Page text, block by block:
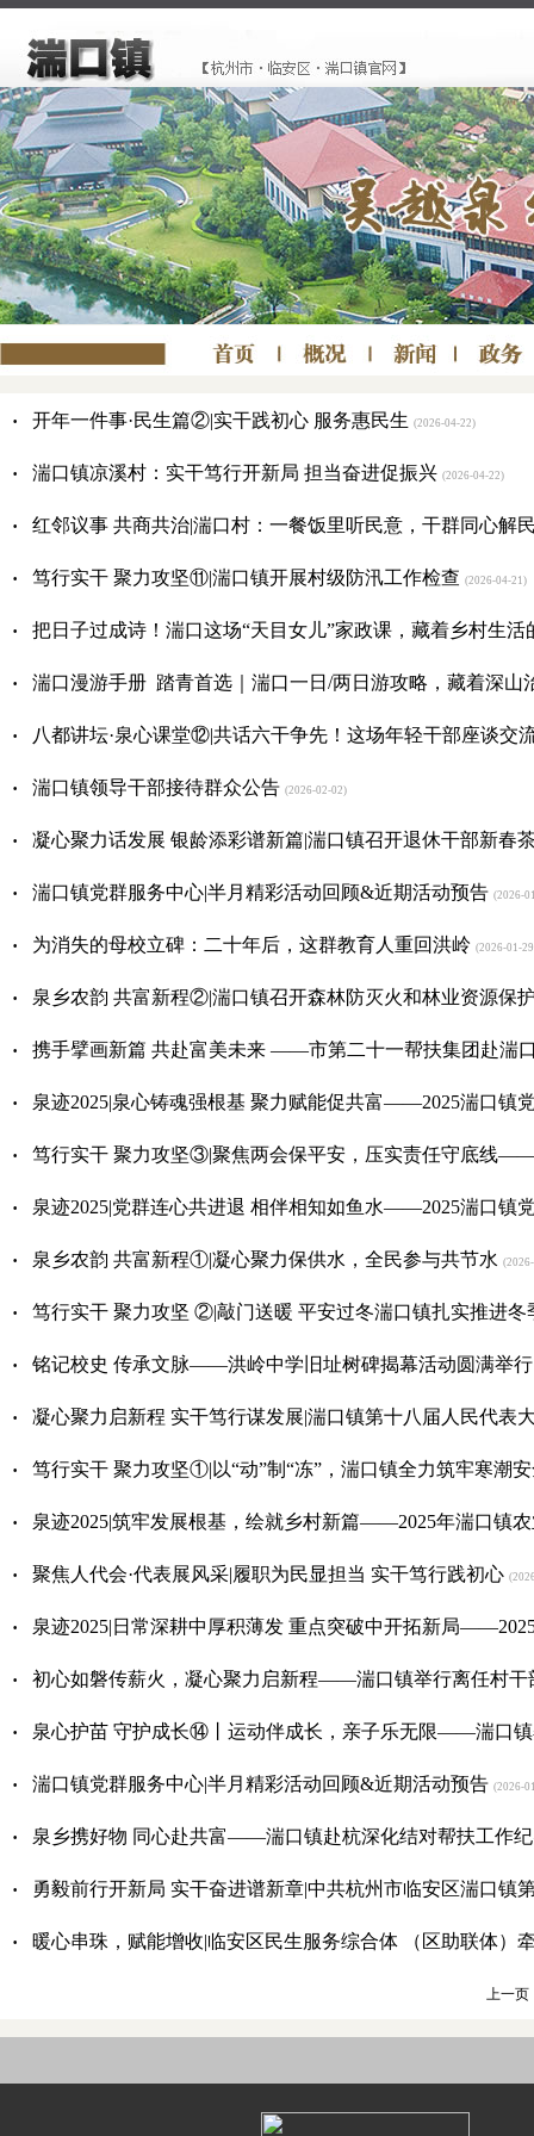
· 开年一件事·民生篇②|实干践初心 服务惠民生 (2026-04-22)
· 湍口镇凉溪村：实干笃行开新局 担当奋进促振兴 (2026-04-22)
· 红邻议事 共商共治|湍口村：一餐饭里听民意，干群同心解
· 笃行实干 聚力攻坚⑪|湍口镇开展村级防汛工作检查 (2026-04-21)
· 把日子过成诗！湍口这场“天目女儿”家政课，藏着乡村生活
· 湍口漫游手册 踏青首选｜湍口一日/两日游攻略，藏着深山
· 八都讲坛·泉心课堂⑫|共话六干争先！这场年轻干部座谈交
· 湍口镇领导干部接待群众公告 (2026-02-02)
· 凝心聚力话发展 银龄添彩谱新篇|湍口镇召开退休干部新春
· 湍口镇党群服务中心|半月精彩活动回顾&近期活动预告 (2026-
· 为消失的母校立碑：二十年后，这群教育人重回洪岭 (2026-01-
· 泉乡农韵 共富新程②|湍口镇召开森林防灭火和林业资源保
· 携手擘画新篇 共赴富美未来 ——市第二十一帮扶集团赴湍
· 泉迹2025|泉心铸魂强根基 聚力赋能促共富——2025湍口镇
· 笃行实干 聚力攻坚③|聚焦两会保平安，压实责任守底线
· 泉迹2025|党群连心共进退 相伴相知如鱼水——2025湍口镇
· 泉乡农韵 共富新程①|凝心聚力保供水，全民参与共节水
· 笃行实干 聚力攻坚 ②|敲门送暖 平安过冬湍口镇扎实推进冬
· 铭记校史 传承文脉——洪岭中学旧址树碑揭幕活动圆满举行
· 凝心聚力启新程 实干笃行谋发展|湍口镇第十八届人民代表
· 笃行实干 聚力攻坚①|以“动”制“冻”，湍口镇全力筑牢寒潮
· 泉迹2025|筑牢发展根基，绘就乡村新篇——2025年湍口镇
· 聚焦人代会·代表展风采|履职为民显担当 实干笃行践初心
· 泉迹2025|日常深耕中厚积薄发 重点突破中开拓新局
· 初心如磐传薪火，凝心聚力启新程——湍口镇举行离任村干
· 泉心护苗 守护成长⑭丨运动伴成长，亲子乐无限——湍口
· 湍口镇党群服务中心|半月精彩活动回顾&近期活动预告 (2026-
· 泉乡携好物 同心赴共富——湍口镇赴杭深化结对帮扶工作
· 勇毅前行开新局 实干奋进谱新章|中共杭州市临安区湍口镇
· 暖心串珠，赋能增收|临安区民生服务综合体 （区助联体）
上一页